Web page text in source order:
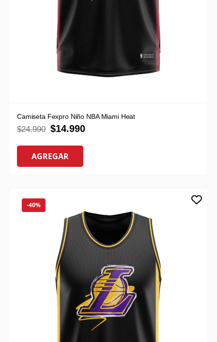
Camiseta Fexpro Niño NBA Miami Heat
$24.990 $14.990
AGREGAR
-40%